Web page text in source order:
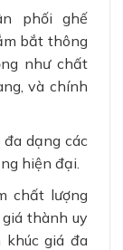
phối ghế
bắt thông
như chất
và chính
đa dạng các
hiện đại.
chất lượng
thành uy
khúc giá đa